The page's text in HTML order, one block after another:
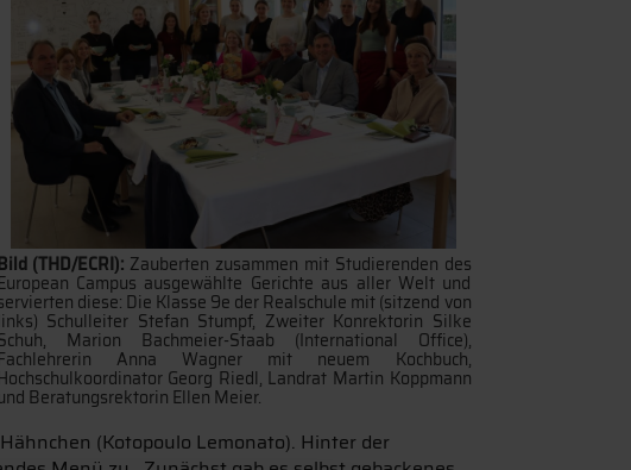
(THD/ECRI): Zauberten zusammen mit Studierenden des
Campus ausgewählte Gerichte aus aller Welt und
diese: Die Klasse 9e der Realschule mit (sitzend von
Schulleiter Stefan Stumpf, Zweiter Konrektorin Silke
Marion Bachmeier-Staab (International Office),
Anna Wagner mit neuem Kochbuch,
Georg Riedl, Landrat Martin Koppmann
Beratungsrektorin Ellen Meier.
(Kotopoulo Lemonato). Hinter der